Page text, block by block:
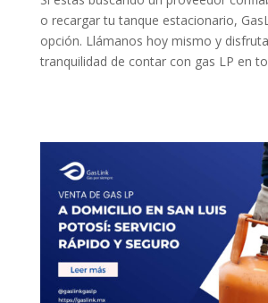
o recargar tu tanque estacionario,
opción. Llámanos hoy mismo y
tranquilidad de contar con gas LP en